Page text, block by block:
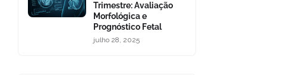
Trimestre: Avaliação
Morfológica e
Prognóstico Fetal
julho 28, 2025